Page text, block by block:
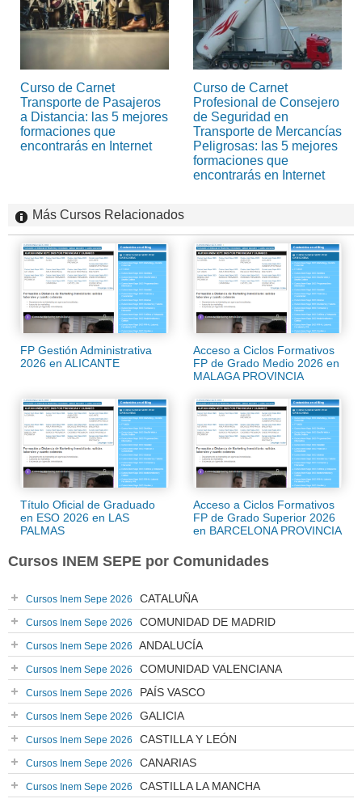
Curso de Carnet
Transporte de Pasajeros
a Distancia: las 5 mejores
formaciones que
encontrarás en Internet
Curso de Carnet
Profesional de Consejero
de Seguridad en
Transporte de Mercancías
Peligrosas: las 5 mejores
formaciones que
encontrarás en Internet
Más Cursos Relacionados
FP Gestión Administrativa
2026 en ALICANTE
Acceso a Ciclos Formativos
FP de Grado Medio 2026 en
MALAGA PROVINCIA
Título Oficial de Graduado
en ESO 2026 en LAS
PALMAS
Acceso a Ciclos Formativos
FP de Grado Superior 2026
en BARCELONA PROVINCIA
Cursos INEM SEPE por Comunidades
Cursos Inem Sepe 2026 CATALUÑA
Cursos Inem Sepe 2026 COMUNIDAD DE MADRID
Cursos Inem Sepe 2026 ANDALUCÍA
Cursos Inem Sepe 2026 COMUNIDAD VALENCIANA
Cursos Inem Sepe 2026 PAÍS VASCO
Cursos Inem Sepe 2026 GALICIA
Cursos Inem Sepe 2026 CASTILLA Y LEÓN
Cursos Inem Sepe 2026 CANARIAS
Cursos Inem Sepe 2026 CASTILLA LA MANCHA